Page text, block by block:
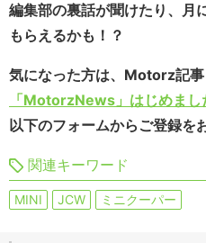
編集部の裏話が聞けたり、月
もらえるかも！？
気になった方は、Motorz記事
「MotorzNews」はじめまし
以下のフォームからご登録を
関連キーワード
MINI JCW ミニクーパー